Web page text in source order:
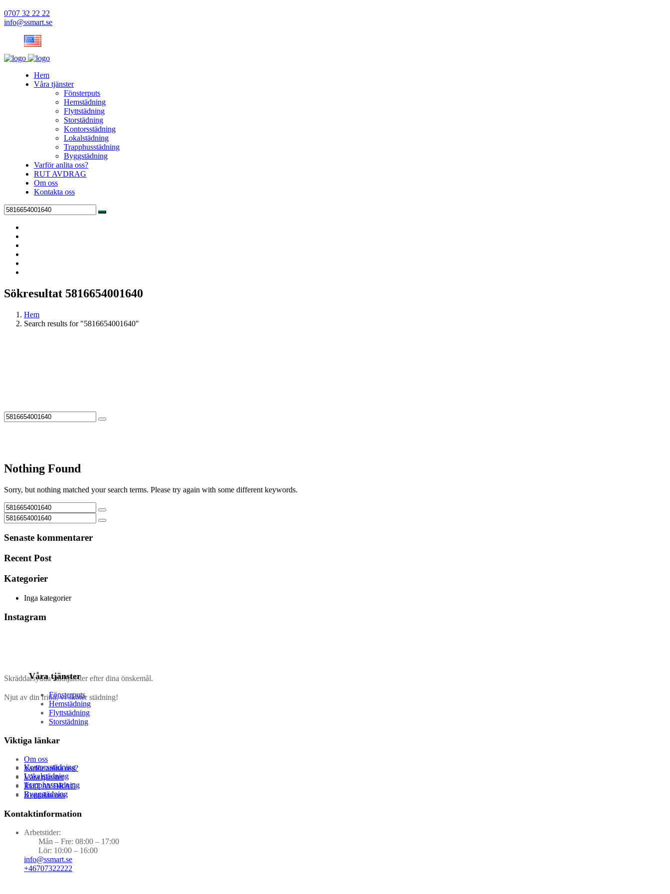
0707 32 22 22
info@ssmart.se
Hem
Våra tjänster
Fönsterputs
Hemstädning
Flyttstädning
Storstädning
Kontorsstädning
Lokalstädning
Trapphusstädning
Byggstädning
Varför anlita oss?
RUT AVDRAG
Om oss
Kontakta oss
Sökresultat 5816654001640
Hem
Search results for "5816654001640"
Nothing Found
Sorry, but nothing matched your search terms. Please try again with some different keywords.
Senaste kommentarer
Recent Post
Kategorier
Inga kategorier
Instagram
Skräddarsydda städtjänster efter dina önskemål.
Njut av din fritid, vi sköter städning!
Våra tjänster
Fönsterputs
Hemstädning
Flyttstädning
Storstädning
Kontorsstädning
Lokalstädning
Trapphusstädning
Byggstädning
Viktiga länkar
Om oss
Varför anlita oss?
Våra tjänster
RUT AVDRAG
Kontakta oss
Kontaktinformation
Arbetstider:
Mån – Fre: 08:00 – 17:00
Lör: 10:00 – 16:00
info@ssmart.se
+46707322222